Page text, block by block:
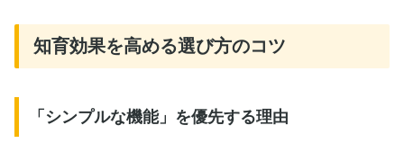
知育効果を高める選び方のコツ
「シンプルな機能」を優先する理由